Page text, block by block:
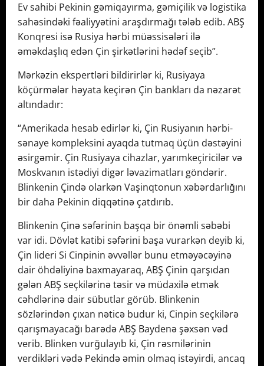
Ev sahibi Pekinin gəmiqayırma, gəmiçilik və logistika
sahəsindəki fəaliyyətini araşdırmağı tələb edib. ABŞ
Konqresi isə Rusiya hərbi müəssisələri ilə
əməkdaşlıq edən Çin şirkətlərini hədəf seçib”.
Mərkəzin ekspertləri bildirirlər ki, Rusiyaya
köçürmələr həyata keçirən Çin bankları da nəzarət
altındadır:
“Amerikada hesab edirlər ki, Çin Rusiyanın hərbi-
sənaye kompleksini ayaqda tutmaq üçün dəstəyini
əsirgəmir. Çin Rusiyaya cihazlar, yarımkeçiricilər və
Moskvanın istədiyi digər ləvazimatları göndərir.
Blinkenin Çində olarkən Vaşinqtonun xəbərdarlığını
bir daha Pekinin diqqətinə çatdırıb.
Blinkenin Çinə səfərinin başqa bir önəmli səbəbi
var idi. Dövlət katibi səfərini başa vurarkən deyib ki,
Çin lideri Si Cinpinin əvvəllər bunu etməyəcəyinə
dair öhdəliyinə baxmayaraq, ABŞ Çinin qarşıdan
gələn ABŞ seçkilərinə təsir və müdaxilə etmək
cəhdlərinə dair sübutlar görüb. Blinkenin
sözlərindən çıxan nəticə budur ki, Cinpin seçkilərə
qarışmayacağı barədə ABŞ Baydenə şəxsən vəd
verib. Blinken vurğulayıb ki, Çin rəsmilərinin
verdikləri vədə Pekində əmin olmaq istəyirdi, ancaq